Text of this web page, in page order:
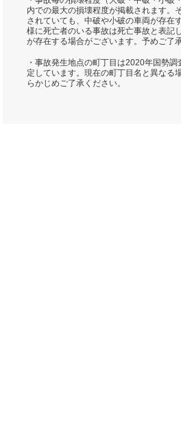
内での最大の損壊程度が掲載されます。
されていても、中破や小破の車両が存在
様に死亡者のいる事故は死亡事故と表記
が存在する場合がございます。予めご了
・事故発生地点の町丁目は2020年国勢
定しています。現在の町丁目名と異なる
らかじめご了承ください。